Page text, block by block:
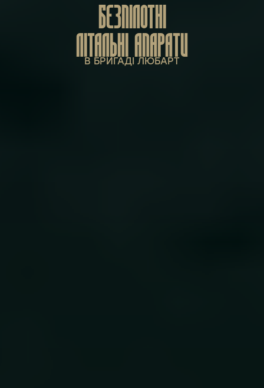
БЕЗПІЛОТНІ
ЛІТАЛЬНІ АПАРАТИ
В БРИГАДІ ЛЮБАРТ